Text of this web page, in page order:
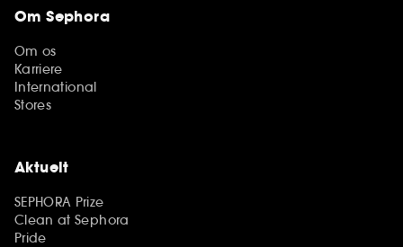
Om Sephora
Om os
Karriere
International
Stores
Aktuelt
SEPHORA Prize
Clean at Sephora
Pride